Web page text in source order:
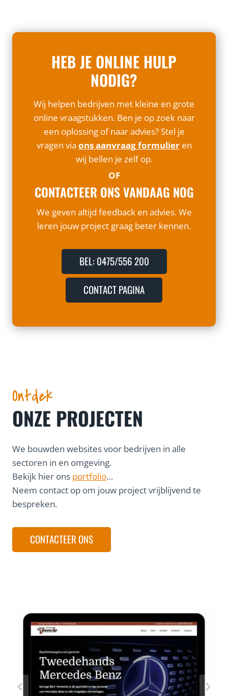
HEB JE ONLINE HULP
NODIG?
Wij helpen bedrijven met kleine en grote
online vraagstukken. Ben je op zoek naar
een oplossing of naar advies? Stel je
vragen via ons aanvraag formulieren
wij bellen je zelf op.
OF
CONTACTEER ONS VANDAAG NOG
We geven altijd feedback en advies. We
leren jouw project graag beter kennen.
BEL: 0475/556 200
CONTACT PAGINA
Ontdek
ONZE PROJECTEN
We bouwden websites voor bedrijven in alle
sectoren in en omgeving.
Bekijk hier ons portfolio…
Neem contact op om jouw project vrijblijvend te
bespreken.
CONTACTEER ONS